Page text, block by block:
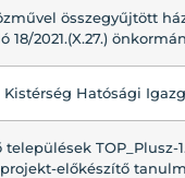
összegyűjtött
18/2021.(X.27.)
Hatósági
TOP_Plusz-
előkészítő